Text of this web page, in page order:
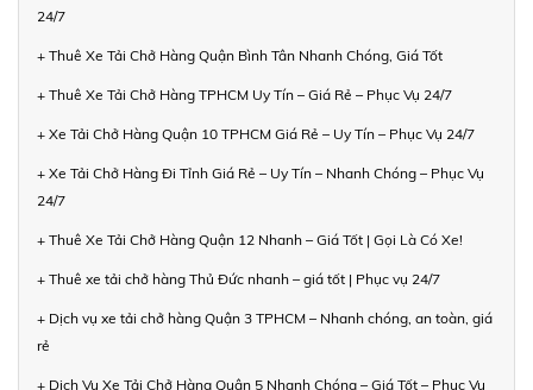
24/7
+ Thuê Xe Tải Chở Hàng Quận Bình Tân Nhanh Chóng, Giá Tốt
+ Thuê Xe Tải Chở Hàng TPHCM Uy Tín – Giá Rẻ – Phục Vụ 24/7
+ Xe Tải Chở Hàng Quận 10 TPHCM Giá Rẻ – Uy Tín – Phục Vụ 24/7
+ Xe Tải Chở Hàng Đi Tỉnh Giá Rẻ – Uy Tín – Nhanh Chóng – Phục Vụ
24/7
+ Thuê Xe Tải Chở Hàng Quận 12 Nhanh – Giá Tốt | Gọi Là Có Xe!
+ Thuê xe tải chở hàng Thủ Đức nhanh – giá tốt | Phục vụ 24/7
+ Dịch vụ xe tải chở hàng Quận 3 TPHCM – Nhanh chóng, an toàn, giá
rẻ
+ Dịch Vụ Xe Tải Chở Hàng Quận 5 Nhanh Chóng – Giá Tốt – Phục Vụ